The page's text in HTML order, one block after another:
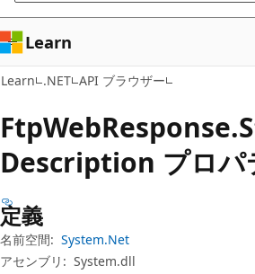
キ
ッ
プ
ン
に
ス
キ
ッ
プ
Learn
Learn .NET API ブラウザー
FtpWebResponse.
Description プロパ
定義
名前空間: System.Net
アセンブリ: System.dll